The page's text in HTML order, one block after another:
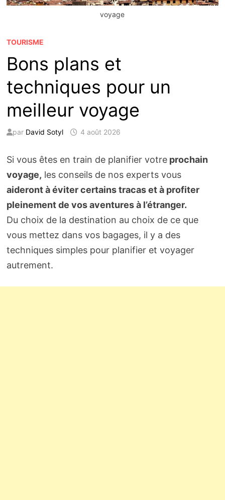
voyage
TOURISME
Bons plans et
techniques pour un
meilleur voyage
par David Sotyl 4 août 2026
Si vous êtes en train de planifier votreprochain
voyage, les conseils de nos experts vous
aideront à éviter certains tracas et à profiter
pleinement de vos aventures à l’étranger.
Du choix de la destination au choix de ce que
vous mettez dans vos bagages, il y a des
techniques simples pour planifier et voyager
autrement.